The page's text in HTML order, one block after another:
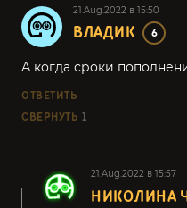
21.Aug.2022 в 15:50
ВЛАДИК 6
А когда сроки
ОТВЕТИТЬ
СВЕРНУТЬ 1
21.Aug.2022 в 15:57
НИКОЛИНА